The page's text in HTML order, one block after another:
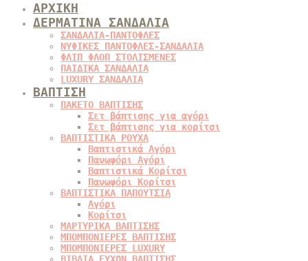
ΑΡΧΙΚΗ
ΔΕΡΜΑΤΙΝΑ ΣΑΝΔΑΛΙΑ
ΣΑΝΔΑΛΙΑ-ΠΑΝΤΟΦΛΕΣ
ΝΥΦΙΚΕΣ ΠΑΝΤΟΦΛΕΣ-ΣΑΝΔΑΛΙΑ
ΦΛΙΠ ΦΛΟΠ ΣΤΟΛΙΣΜΕΝΕΣ
ΠΑΙΔΙΚΑ ΣΑΝΔΑΛΙΑ
LUXURY ΣΑΝΔΑΛΙΑ
ΒΑΠΤΙΣΗ
ΠΑΚΕΤΟ ΒΑΠΤΙΣΗΣ
Σετ βάπτισης για αγόρι
Σετ βάπτισης για κορίτσι
ΒΑΠΤΙΣΤΙΚΑ ΡΟΥΧΑ
Βαπτιστικά Αγόρι
Πανωφόρι Αγόρι
Βαπτιστικά Κορίτσι
Πανωφόρι Κορίτσι
ΒΑΠΤΙΣΤΙΚΑ ΠΑΠΟΥΤΣΙΑ
Αγόρι
Κορίτσι
ΜΑΡΤΥΡΙΚΑ ΒΑΠΤΙΣΗΣ
ΜΠΟΜΠΟΝΙΕΡΕΣ ΒΑΠΤΙΣΗΣ
ΜΠΟΜΠΟΝΙΕΡΕΣ LUXURY